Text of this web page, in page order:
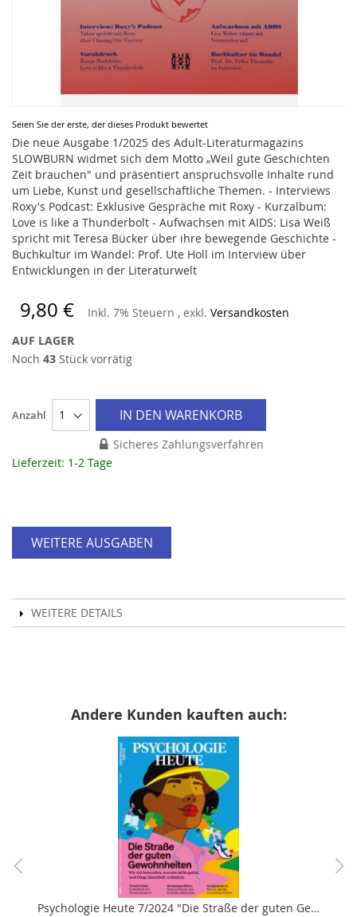
Seien Sie der erste, der dieses Produkt bewertet
Die neue Ausgabe 1/2025 des Adult-Literaturmagazins
SLOWBURN widmet sich dem Motto „Weil gute Geschichten
Zeit brauchen" und präsentiert anspruchsvolle Inhalte rund
um Liebe, Kunst und gesellschaftliche Themen. - Interviews
Roxy's Podcast: Exklusive Gespräche mit Roxy - Kurzalbum:
Love is like a Thunderbolt - Aufwachsen mit AIDS: Lisa Weiß
spricht mit Teresa Bücker über ihre bewegende Geschichte -
Buchkultur im Wandel: Prof. Ute Holl im Interview über
Entwicklungen in der Literaturwelt
9,80 € Inkl. 7% Steuern , exkl. Versandkosten
AUF LAGER
Noch 43 Stück vorrätig
Anzahl IN DEN WARENKORB
Sicheres Zahlungsverfahren
Lieferzeit: 1-2 Tage
WEITERE AUSGABEN
WEITERE DETAILS
Zum
Anfang
der
Bildergalerie
springen
Andere Kunden kauften auch:
Psychologie Heute 7/2024 "Die Straße der guten Gewohnheiten"